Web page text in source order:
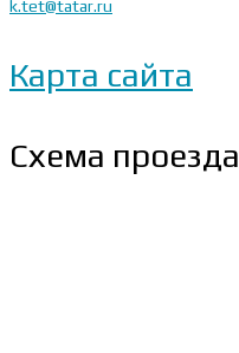
k.tet@tatar.ru
Карта сайта
Схема проезда